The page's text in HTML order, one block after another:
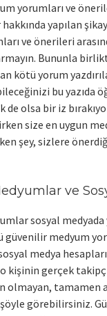
yorumları ve
hakkında yapılan
ve önerileri
Bununla
kötü yorum
bu yazıda
de olsa bir iz
size en uygun
şey, sizlere
ve
sosyal
medyum
medya
kişinin gerçek
olmayan,
şöyle görebilirsiniz.